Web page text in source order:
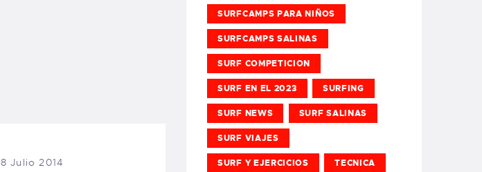
8 Julio 2014
SURFCAMPS PARA NIÑOS
SURFCAMPS SALINAS
SURF COMPETICION
SURF EN EL 2023 SURFING
SURF NEWS SURF SALINAS
SURF VIAJES
SURF Y EJERCICIOS TECNICA